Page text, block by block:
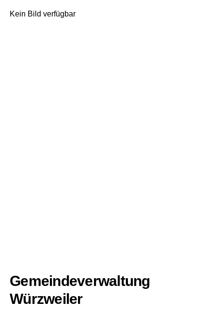
Kein Bild verfügbar
Gemeindeverwaltung
Würzweiler